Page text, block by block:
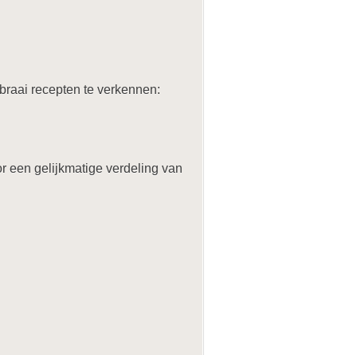
recepten te verkennen:
een gelijkmatige verdeling van